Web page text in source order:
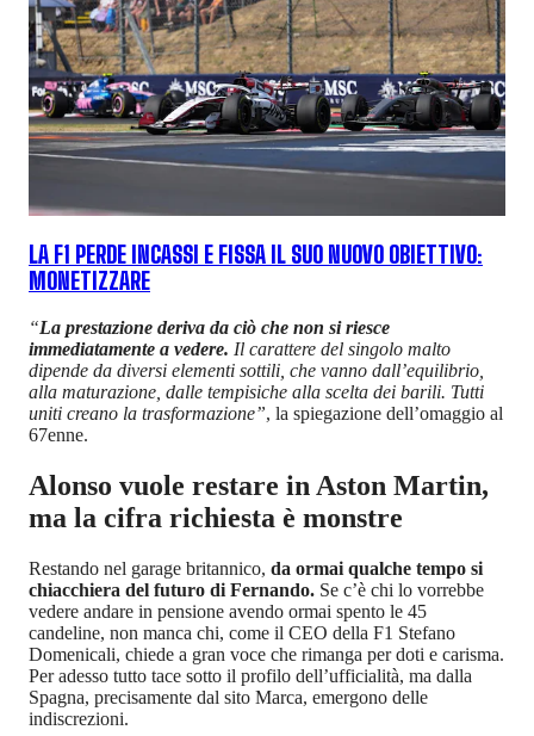
LA F1 PERDE INCASSI E FISSA IL SUO NUOVO OBIETTIVO:
MONETIZZARE
“La prestazione deriva da ciò che non si riesce
immediatamente a vedere. Il carattere del singolo malto
dipende da diversi elementi sottili, che vanno dall’equilibrio,
alla maturazione, dalle tempisiche alla scelta dei barili. Tutti
uniti creano la trasformazione”, la spiegazione dell’omaggio al
67enne.
Alonso vuole restare in Aston Martin,
ma la cifra richiesta è monstre
Restando nel garage britannico, da ormai qualche tempo si
chiacchiera del futuro di Fernando. Se c’è chi lo vorrebbe
vedere andare in pensione avendo ormai spento le 45
candeline, non manca chi, come il CEO della F1 Stefano
Domenicali, chiede a gran voce che rimanga per doti e carisma.
Per adesso tutto tace sotto il profilo dell’ufficialità, ma dalla
Spagna, precisamente dal sito Marca, emergono delle
indiscrezioni.